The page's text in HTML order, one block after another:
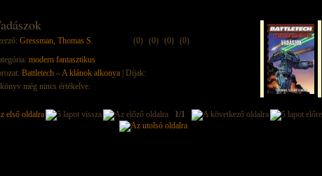
Gressman, Thomas S. (0) (0) (0) (0)
modern fantasztikus
Battletech – A klánok alkonya| Díjak:
még nincs értékelve.
1/1